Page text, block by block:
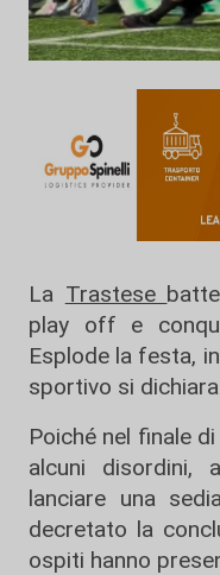
La Trastese
play off e
Esplode la festa,
sportivo si
Poiché nel finale
alcuni disordini,
lanciare una
decretato la
ospiti hanno